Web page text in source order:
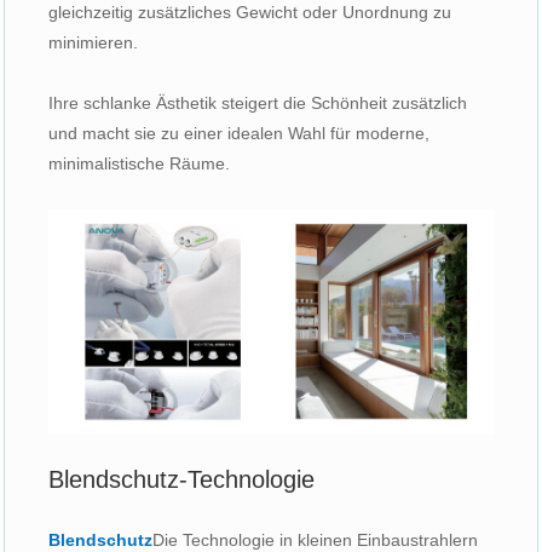
gleichzeitig zusätzliches Gewicht oder Unordnung zu
minimieren.
Ihre schlanke Ästhetik steigert die Schönheit zusätzlich
und macht sie zu einer idealen Wahl für moderne,
minimalistische Räume.
Blendschutz-Technologie
BlendschutzDie Technologie in kleinen Einbaustrahlern